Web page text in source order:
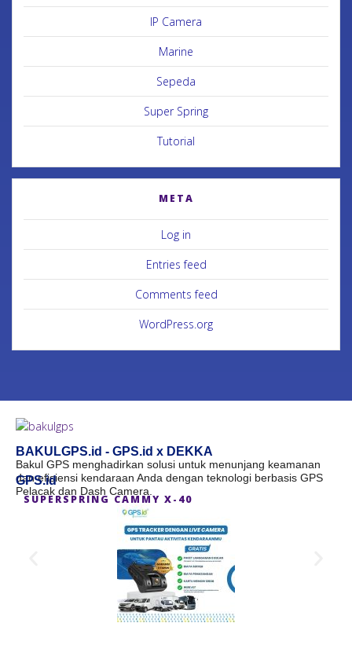
IP Camera
Marine
Sepeda
Super Spring
Tutorial
META
Log in
Entries feed
Comments feed
WordPress.org
BAKULGPS.id - GPS.id x DEKKA
Bakul GPS menghadirkan solusi untuk menunjang keamanan
dan efisiensi kendaraan Anda dengan teknologi berbasis GPS
Pelacak dan Dash Camera.
GPS.id
SUPERSPRING CAMMY X-40